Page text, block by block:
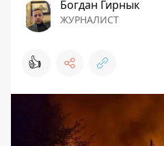
Богдан Гирнык
ЖУРНАЛИСТ
👍